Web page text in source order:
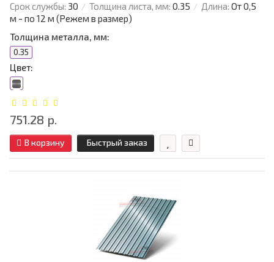
Срок службы: 30 Толщина листа, мм: 0.35 Длина: От 0,5
м - по 12 м (Режем в размер)
Толщина металла, мм:
0.35
Цвет:
751.28 р.
В корзину Быстрый заказ